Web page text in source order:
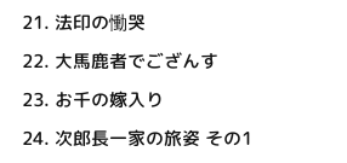
21. 法印の慟哭
22. 大馬鹿者でござんす
23. お千の嫁入り
24. 次郎長一家の旅姿 その1